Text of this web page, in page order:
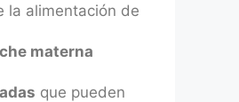
la alimentación de
materna
que pueden